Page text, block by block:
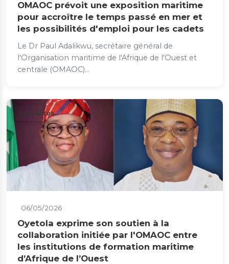
OMAOC prévoit une exposition maritime
pour accroître le temps passé en mer et
les possibilités d'emploi pour les cadets
Le Dr Paul Adalikwu, secrétaire général de
l'Organisation maritime de l'Afrique de l'Ouest et
centrale (OMAOC)...
Actualités
06/05/2026
Oyetola exprime son soutien à la
collaboration initiée par l'OMAOC entre
les institutions de formation maritime
d’Afrique de l’Ouest